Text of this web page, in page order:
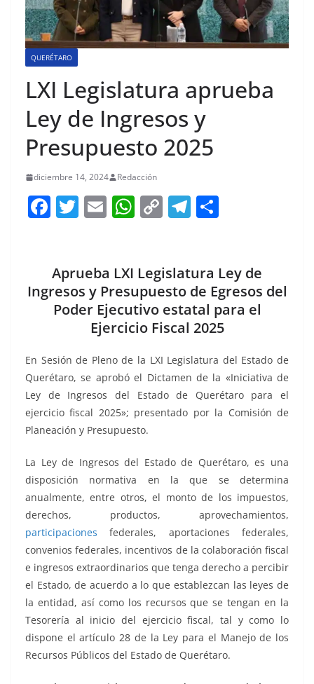
QUERÉTARO
LXI Legislatura aprueba
Ley de Ingresos y
Presupuesto 2025
diciembre 14, 2024 Redacción
F
e
b
o
k
T
er
E
l
W
s
A
p
p
C
y
Li
n
k
T
gr
a
m
e
Aprueba LXI Legislatura Ley de
Ingresos y Presupuesto de Egresos del
Poder Ejecutivo estatal para el
Ejercicio Fiscal 2025
En Sesión de Pleno de la LXI Legislatura del Estado de
Querétaro, se aprobó el Dictamen de la «Iniciativa de
Ley de Ingresos del Estado de Querétaro para el
ejercicio fiscal 2025»; presentado por la Comisión de
Planeación y Presupuesto.
La Ley de Ingresos del Estado de Querétaro, es una
disposición normativa en la que se determina
anualmente, entre otros, el monto de los impuestos,
derechos, productos, aprovechamientos,
participaciones federales, aportaciones federales,
convenios federales, incentivos de la colaboración fiscal
e ingresos extraordinarios que tenga derecho a percibir
el Estado, de acuerdo a lo que establezcan las leyes de
la entidad, así como los recursos que se tengan en la
Tesorería al inicio del ejercicio fiscal, tal y como lo
dispone el artículo 28 de la Ley para el Manejo de los
Recursos Públicos del Estado de Querétaro.